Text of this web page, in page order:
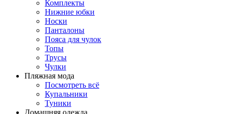
Комплекты
Нижние юбки
Носки
Панталоны
Поясa для чулок
Топы
Трусы
Чулки
Пляжная мода
Посмотреть всё
Купальники
Туники
Домашняя одежда